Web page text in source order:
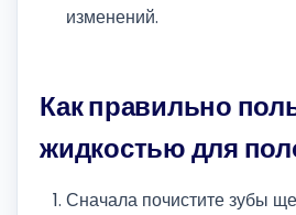
изменений.
Как правильно
жидкостью для
Сначала почистите зубы